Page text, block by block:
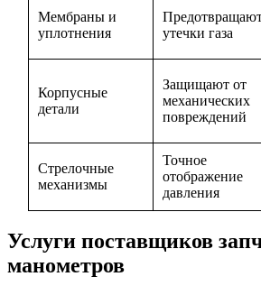
Мембраны и
уплотнения
утечки газа
Корпусные
детали
Защищают от
механических
повреждений
Стрелочные
механизмы
Точное
отображение
давления
Услуги поставщиков
манометров